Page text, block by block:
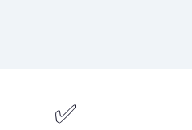
✅